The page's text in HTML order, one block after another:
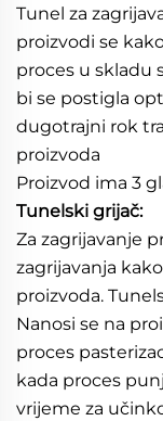
Tunel za
proizvodi se
proces u skladu
bi se postigla
dugotrajni rok
proizvoda
Proizvod ima 3
Tunelski grijač:
Za zagrijavanje
zagrijavanja
proizvoda.
Nanosi se na
proces
kada proces
vrijeme za